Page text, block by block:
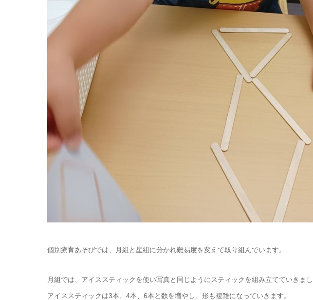
個別療育あそびでは、月組と星組に分かれ難易度を変えて取り組んでいます。
月組では、アイススティックを使い写真と同じようにスティックを組み立てていきまし
アイススティックは3本、4本、6本と数を増やし、形も複雑になっていきます。